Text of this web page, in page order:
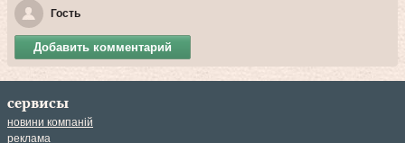
Гость
Добавить комментарий
сервисы
новини компаній
реклама